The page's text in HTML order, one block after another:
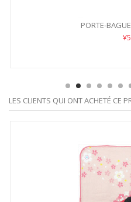
PORTE-
LES CLIENTS QUI ONT ACHETÉ CE